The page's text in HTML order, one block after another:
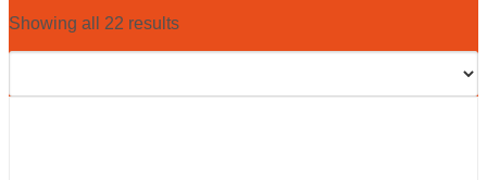
Showing all 22 results